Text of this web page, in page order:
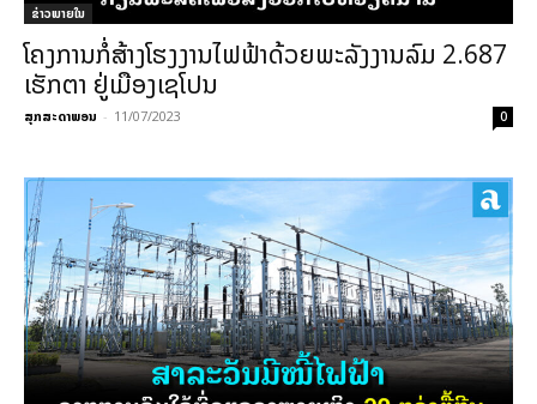
ຂ່າວພາຍ​ໃນ
ໂຄງການກໍ່ສ້າງໂຮງງານໄຟຟ້າດ້ວຍພະລັງງານລົມ 2.687
ເຮັກຕາ ຢູ່ເມືອງເຊໂປນ
ສຸກສະດາພອນ - 11/07/2023 0